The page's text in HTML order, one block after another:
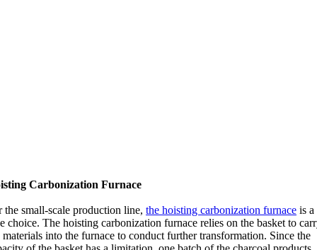
Carbonization Furnace
the small-scale production line,the hoisting carbonization furnace is a
choice.The hoisting carbonization furnace relies on the basket to
materials into the furnace to conduct further transformation. Since the